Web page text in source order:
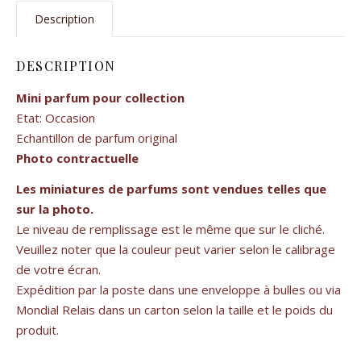
Description
DESCRIPTION
Mini parfum pour collection
Etat: Occasion
Echantillon de parfum original
Photo contractuelle
Les miniatures de parfums sont vendues telles que
sur la photo.
Le niveau de remplissage est le même que sur le cliché.
Veuillez noter que la couleur peut varier selon le calibrage
de votre écran.
Expédition par la poste dans une enveloppe à bulles ou via
Mondial Relais dans un carton selon la taille et le poids du
produit.